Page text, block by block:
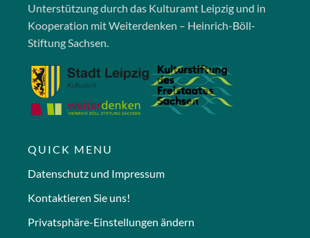
Unterstützung durch das Kulturamt Leipzig und in
Kooperation mit Weiterdenken – Heinrich-Böll-
Stiftung Sachsen.
QUICK MENU
Datenschutz und Impressum
Kontaktieren Sie uns!
Privatsphäre-Einstellungen ändern